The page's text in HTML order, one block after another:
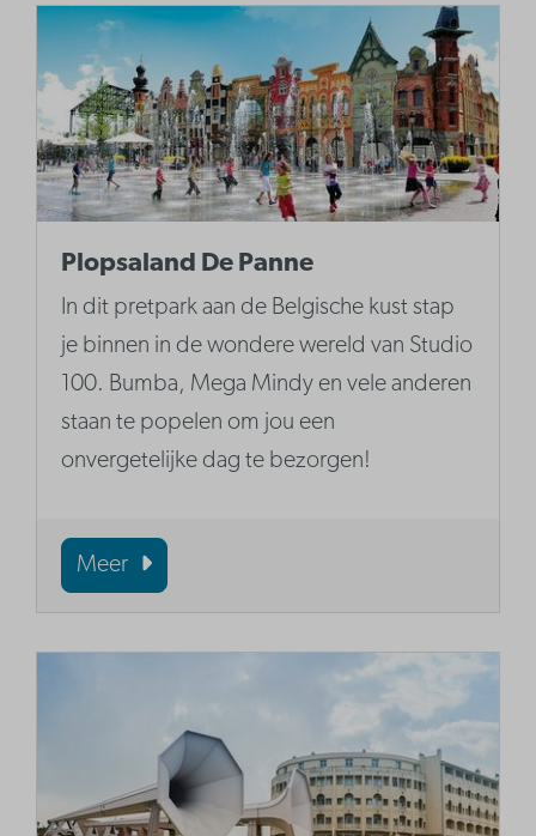
Plopsaland De Panne
In dit pretpark aan de Belgische kust stap
je binnen in de wondere wereld van Studio
100. Bumba, Mega Mindy en vele anderen
staan te popelen om jou een
onvergetelijke dag te bezorgen!
Meer